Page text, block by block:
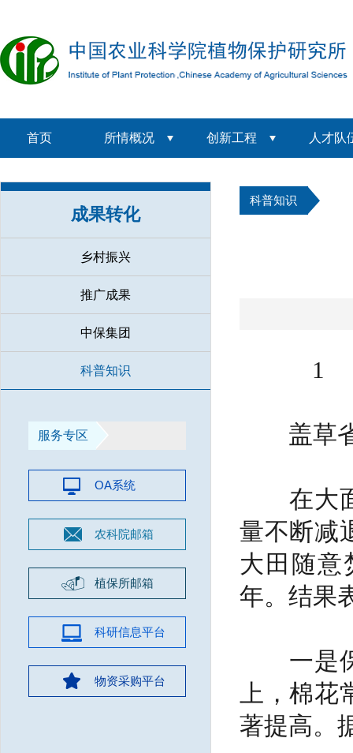
首页 所情概况 创新工程 人才队
成果转化
乡村振兴
推广成果
中保集团
科普知识
服务专区
OA系统
农科院邮箱
植保所邮箱
科研信息平台
物资采购平台
科普知识
1
盖草省
在大面
量不断减
大田随意
年。结果
一是保
上，棉花
著提高。